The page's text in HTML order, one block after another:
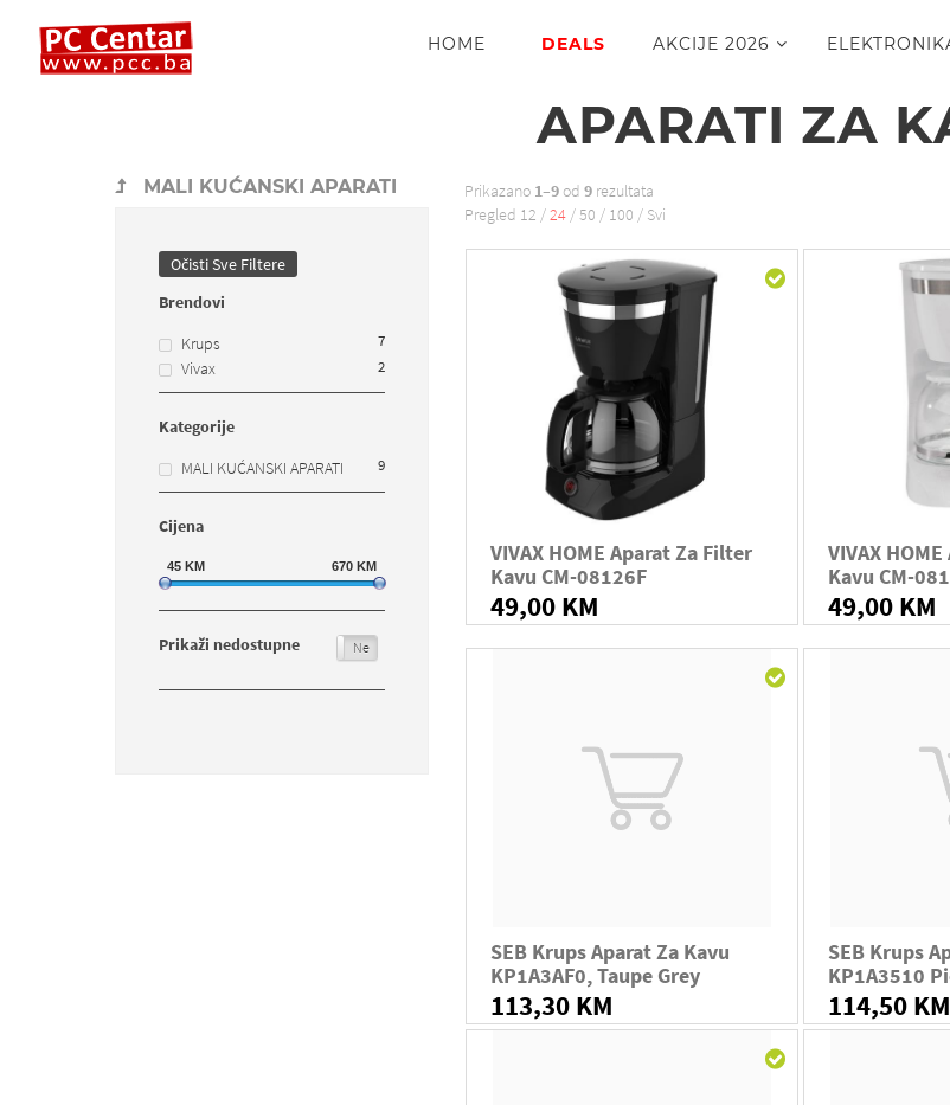
HOME DEALS AKCIJE 2026
APARATI ZA
MALI KUĆANSKI APARATI
Očisti Sve Filtere
Brendovi
Krups
7
Vivax 2
Kategorije
MALI KUĆANSKI APARATI
9
Cijena
45 KM 670 KM
Prikaži nedostupne Ne
Prikazano 1–9 od 9 rezultata
Pregled 12 /24 /50 / 100 / Svi
VIVAX HOME Aparat Za Filter
Kavu CM-08126F
49,00 KM
VIVAX
Kavu CM-
49,00 KM
SEB Krups Aparat Za Kavu
KP1A3AF0, Taupe Grey
113,30 KM
SEB Krups
KP1A3510
114,50 KM